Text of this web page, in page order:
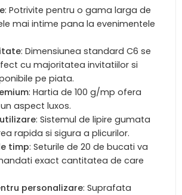
: Potrivite pentru o gama larga de
mai intime pana la evenimentele
: Dimensiunea standard C6 se
cu majoritatea invitatiilor si
pe piata.
: Hartia de 100 g/mp ofera
aspect luxos.
: Sistemul de lipire gumata
rapida si sigura a plicurilor.
timp: Seturile de 20 de bucati va
exact cantitatea de care
personalizare: Suprafata